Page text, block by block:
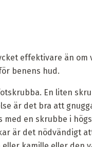
effektivare än
benens hud.
En liten
är det bra att
en skrubbe i
är det nödvändigt